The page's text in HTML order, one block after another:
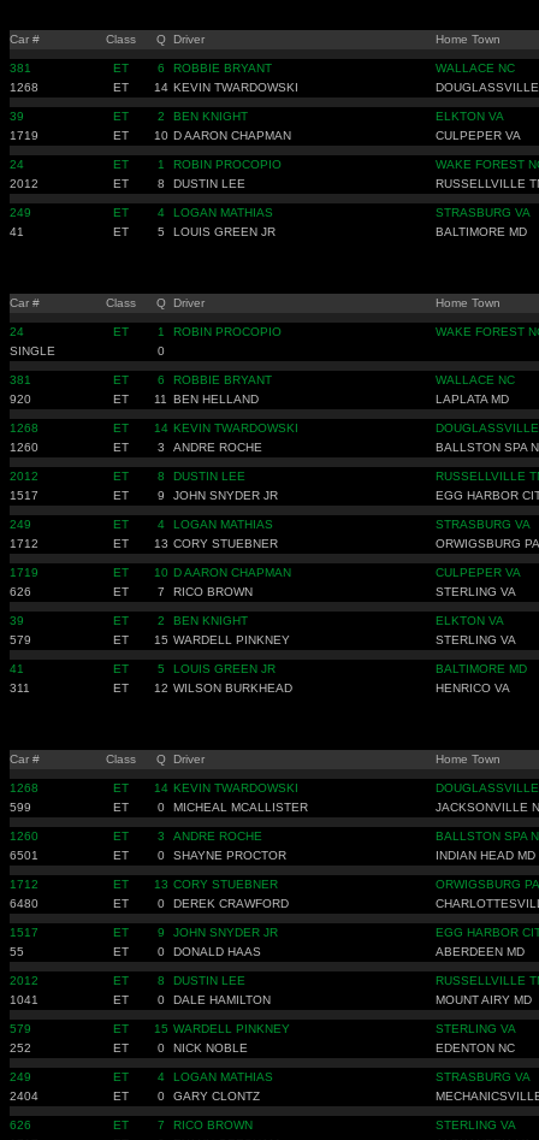
Car # Class Q Driver Home Town
381 ET 6 ROBBIE BRYANT
WALLACE NC
1268
ET 14 KEVIN TWARDOWSKI
39 ET 2 BEN KNIGHT
ELKTON VA
1719
ET 10 D AARON CHAPMAN CULPEPER VA
24 ET 1 ROBIN PROCOPIO
WAKE FOREST
2012
ET 8 DUSTIN LEE RUSSELLVILLE
249 ET 4 LOGAN MATHIAS
STRASBURG VA
41
ET 5 LOUIS GREEN JR BALTIMORE MD
Car # Class Q Driver Home Town
24 ET 1 ROBIN PROCOPIO
WAKE FOREST
SINGLE
0
381 ET 6 ROBBIE BRYANT
WALLACE NC
920
ET 11 BEN HELLAND LAPLATA MD
1268 ET 14 KEVIN TWARDOWSKI
1260
ET 3 ANDRE ROCHE BALLSTON SPA
2012 ET 8 DUSTIN LEE
RUSSELLVILLE
1517
ET 9 JOHN SNYDER JR EGG HARBOR
249 ET 4 LOGAN MATHIAS
STRASBURG VA
1712
ET 13 CORY STUEBNER ORWIGSBURG PA
1719 ET 10 D AARON CHAPMAN
CULPEPER VA
626
ET 7 RICO BROWN STERLING VA
39 ET 2 BEN KNIGHT
ELKTON VA
579
ET 15 WARDELL PINKNEY STERLING VA
41 ET 5 LOUIS GREEN JR
BALTIMORE MD
311
ET 12 WILSON BURKHEAD HENRICO VA
Car # Class Q Driver Home Town
1268 ET 14 KEVIN TWARDOWSKI
599
ET 0 MICHEAL MCALLISTER JACKSONVILLE
1260 ET 3 ANDRE ROCHE
BALLSTON SPA
6501
ET 0 SHAYNE PROCTOR INDIAN HEAD MD
1712 ET 13 CORY STUEBNER
ORWIGSBURG PA
6480
ET 0 DEREK CRAWFORD
1517 ET 9 JOHN SNYDER JR
EGG HARBOR
55
ET 0 DONALD HAAS ABERDEEN MD
2012 ET 8 DUSTIN LEE
RUSSELLVILLE
1041
ET 0 DALE HAMILTON MOUNT AIRY MD
579 ET 15 WARDELL PINKNEY
STERLING VA
252
ET 0 NICK NOBLE EDENTON NC
249 ET 4 LOGAN MATHIAS
STRASBURG VA
2404
ET 0 GARY CLONTZ
626 ET 7 RICO BROWN
STERLING VA